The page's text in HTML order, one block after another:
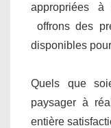
appropriées
offrons des
disponibles
Quels que
paysager à
entière